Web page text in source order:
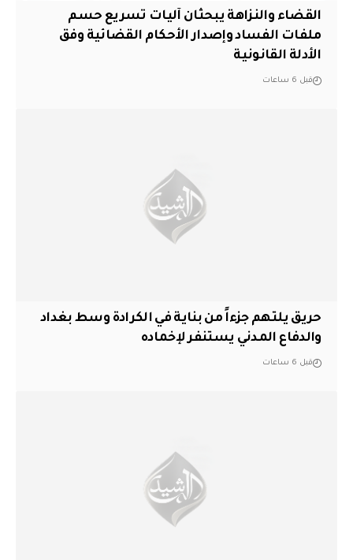
القضاء والنزاهة يبحثان آليات تسريع حسم
ملفات الفساد وإصدار الأحكام القضائية وفق
الأدلة القانونية
قبل 6 ساعات
حريق يلتهم جزءاً من بناية في الكرادة وسط بغداد
والدفاع المدني يستنفر لإخماده
قبل 6 ساعات